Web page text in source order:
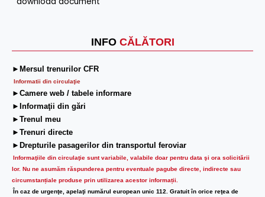
INFO CĂLĂTORI
►Mersul trenurilor CFR
Informatii din circulaţie
►Camere web / tabele informare
►Informaţii din gări
►Trenul meu
►Trenuri directe
►Drepturile pasagerilor din transportul feroviar
Informaţiile din circulaţie sunt variabile, valabile doar pentru data şi ora solicitării
lor. Nu ne asumăm răspunderea pentru eventuale pagube directe, indirecte sau
circumstanțiale produse prin utilizarea acestor informații.
În caz de urgenţe, apelaţi numărul european unic 112. Gratuit în orice reţea de